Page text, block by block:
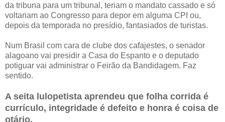
da tribuna para um tribunal, teriam o mandato cassado e só
voltariam ao Congresso para depor em alguma CPI ou,
depois da temporada no presídio, fantasiados de turistas.
Num Brasil com cara de clube dos cafajestes, o senador
alagoano vai presidir a Casa do Espanto e o deputado
potiguar vai administrar o Feirão da Bandidagem. Faz
sentido.
A seita lulopetista aprendeu que folha corrida é
currículo, integridade é defeito e honra é coisa de
otário.